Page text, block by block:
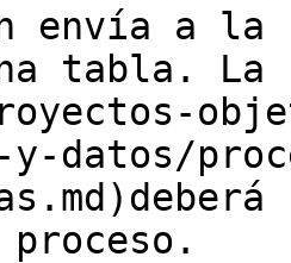
envía a la
tabla.
datos/